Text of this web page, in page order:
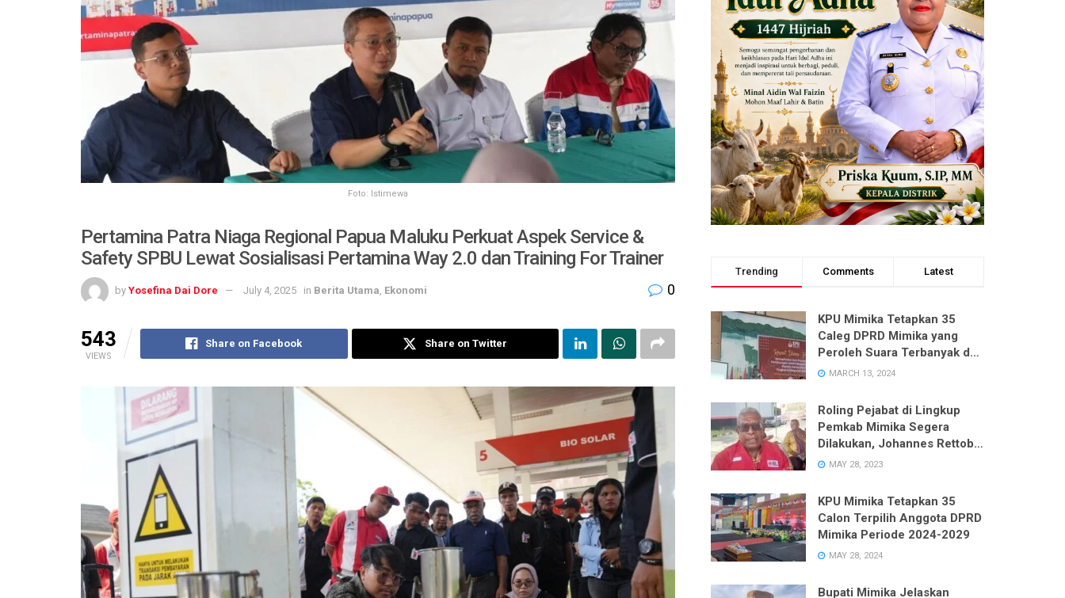
Foto: Istimewa
Pertamina Patra Niaga Regional Papua Maluku Perkuat Aspek Service &
Safety SPBU Lewat Sosialisasi Pertamina Way 2.0 dan Training For Trainer
by Yosefina Dai Dore July 4, 2025 in Berita Utama Ekonomi 0
543
VIEWS
Share on Facebook Share on Twitter
Trending Comments Latest
KPU Mimika Tetapkan 35
Caleg DPRD Mimika yang
Peroleh Suara Terbanyak dari
Enam Dapil pada Pemilu 2024
MARCH 13, 2024
Roling Pejabat di Lingkup
Pemkab Mimika Segera
Dilakukan, Johannes Rettob
Pastikan Tidak Ada Unsur
MAY 28, 2023
KPU Mimika Tetapkan 35
Calon Terpilih Anggota DPRD
Mimika Periode 2024-2029
MAY 28, 2024
Bupati Mimika Jelaskan